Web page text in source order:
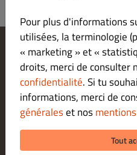
Modifier les paramètres relatifs aux
Contactez-nous
Politique De Confidentialité
Conditions Générales
Legal notice
MODES DE PAIEMENT POUR LE
Pour plus d'informations
utilisées, la terminologie
« marketing » et «
droits, merci de consulter
confidentialité. Si tu
informations, merci de
généraleset nos
Tout